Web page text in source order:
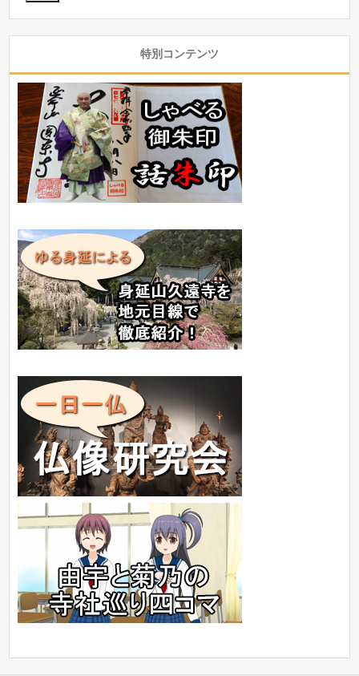
特別コンテンツ